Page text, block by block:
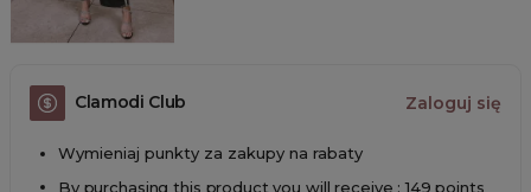
Clamodi Club Zaloguj się
Wymieniaj punkty za zakupy na rabaty
By purchasing this product you will receive : 149 points